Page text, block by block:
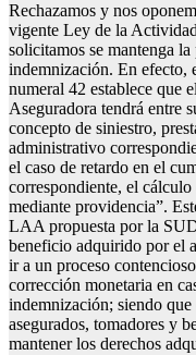
Rechazamos y nos
vigente Ley de la
solicitamos se mantenga
indemnización. En efecto,
numeral 42 establece que
Aseguradora tendrá entre
concepto de siniestro,
administrativo
el caso de retardo en el
correspondiente, el cálculo
mediante providencia”.
LAA propuesta por la
beneficio adquirido por el
ir a un proceso
corrección monetaria en
indemnización; siendo que
asegurados, tomadores y
mantener los derechos